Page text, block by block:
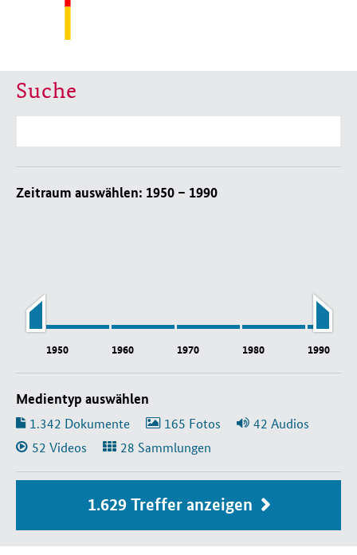
Suche
Zeitraum auswählen: 1950 – 1990
1950 1960 1970 1980 1990
Medientyp auswählen
1.342 Dokumente 165 Fotos 42 Audios
52 Videos 28
1.629 Treffer anzeigen